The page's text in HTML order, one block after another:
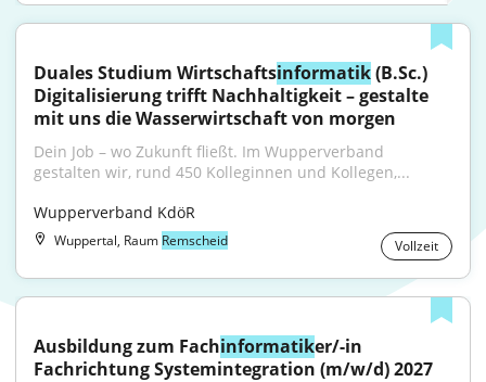
Duales Studium Wirtschaftsinformatik (B.Sc.)
Digitalisierung trifft Nachhaltigkeit – gestalte
mit uns die Wasserwirtschaft von morgen
Dein Job – wo Zukunft fließt. Im Wupperverband
gestalten wir, rund 450 Kolleginnen und Kollegen,...
Wupperverband KdöR
Wuppertal, Raum Remscheid Vollzeit
Ausbildung zum Fachinformatiker/-in
Fachrichtung Systemintegration (m/w/d) 2027